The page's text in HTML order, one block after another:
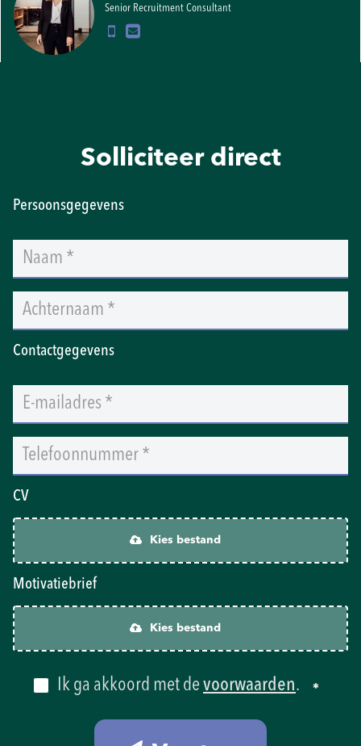
Senior Recruitment Consultant
Solliciteer direct
Persoonsgegevens
Contactgegevens
CV
Kies bestand
Motivatiebrief
Kies bestand
Ik ga akkoord met devoorwaarden.